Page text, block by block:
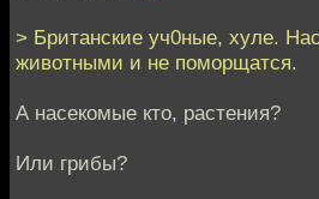
> Британские уч0ные, хуле.
животными и не поморщатся.
А насекомые кто, растения?
Или грибы?